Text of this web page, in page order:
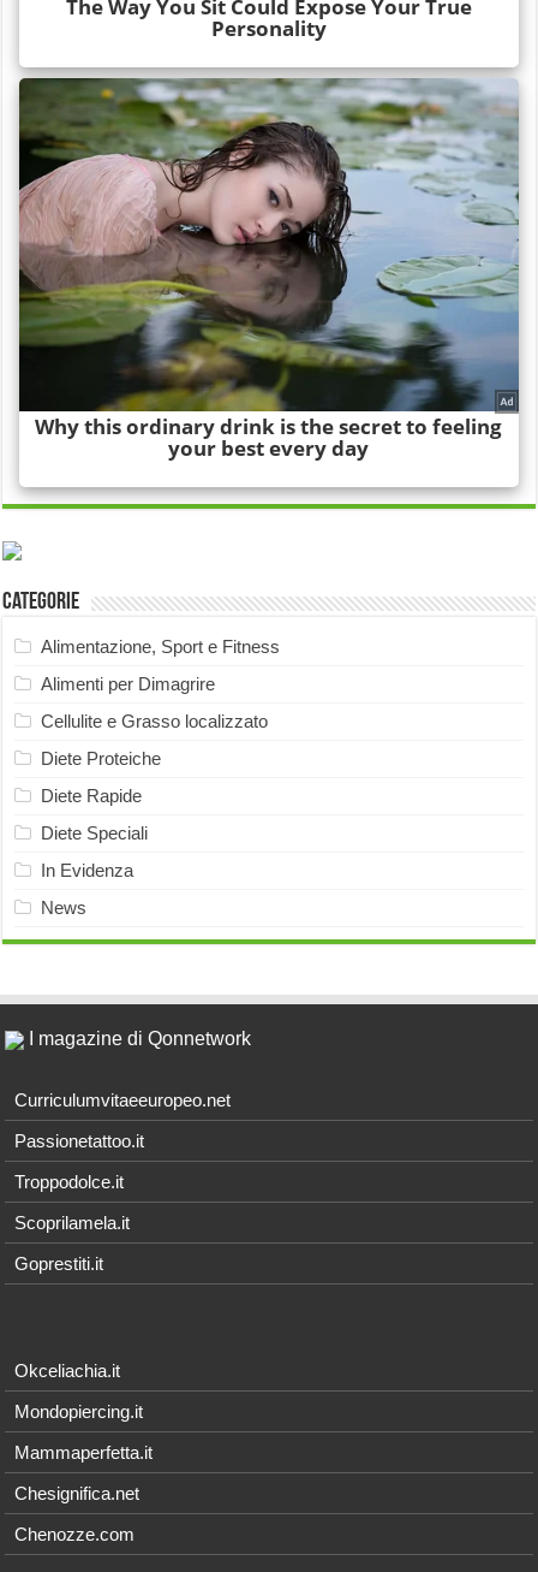
Categorie
Alimentazione, Sport e Fitness
Alimenti per Dimagrire
Cellulite e Grasso localizzato
Diete Proteiche
Diete Rapide
Diete Speciali
In Evidenza
News
I magazine di Qonnetwork
Curriculumvitaeeuropeo.net
Passionetattoo.it
Troppodolce.it
Scoprilamela.it
Goprestiti.it
Okceliachia.it
Mondopiercing.it
Mammaperfetta.it
Chesignifica.net
Chenozze.com